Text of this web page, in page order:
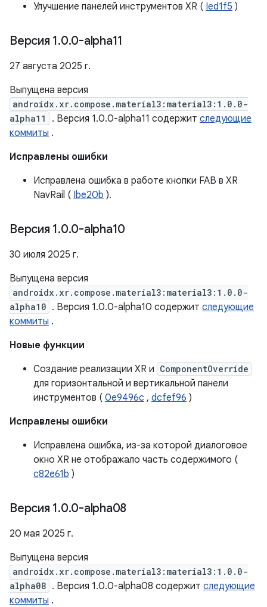
Улучшение панелей инструментов XR ( Ied1f5 )
Версия 1.0.0-alpha11
27 августа 2025 г.
Выпущена версия
androidx.xr.compose.material3:material3:1.0.0-
alpha11
. Версия 1.0.0-alpha11 содержит следующие
коммиты .
Исправлены ошибки
Исправлена ​​ошибка в работе кнопки FAB в XR
NavRail ( Ibe20b ).
Версия 1.0.0-alpha10
30 июля 2025 г.
Выпущена версия
androidx.xr.compose.material3:material3:1.0.0-
alpha10 . Версия 1.0.0-alpha10 содержит следующие
коммиты .
Новые функции
Создание реализации XR и ComponentOverride
для горизонтальной и вертикальной панели
инструментов ( 0e9496c , dcfef96 )
Исправлены ошибки
Исправлена ​​ошибка, из-за которой диалоговое
окно XR не отображало часть содержимого (
c82e61b )
Версия 1.0.0-alpha08
20 мая 2025 г.
Выпущена версия
androidx.xr.compose.material3:material3:1.0.0-
alpha08 . Версия 1.0.0-alpha08 содержит следующие
коммиты .